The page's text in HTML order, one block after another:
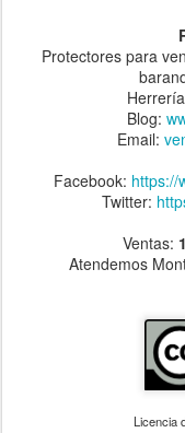
Protectores para
Blog:
Email:
Facebook: https://
Twitter:
Ventas:
Atendemos
Licencia